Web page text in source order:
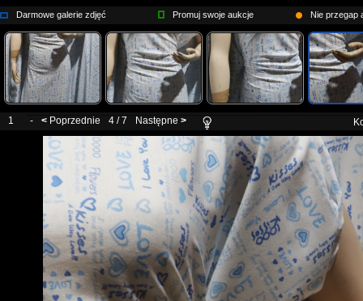
Darmowe galerie zdjęć Promuj swoje aukcje Nie przegap
1 - < Poprzednie 4 / 7 Następne >